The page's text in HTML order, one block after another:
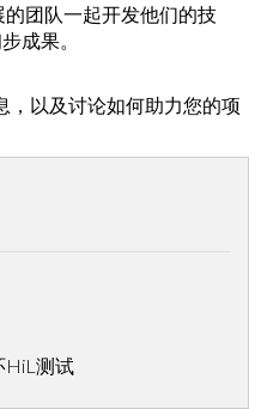
团队一起开发他们的技
成果。
，以及讨论如何助力您的项
HiL测试